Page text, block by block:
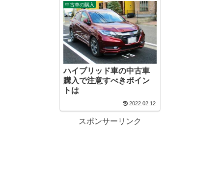
中古車の購入
ハイブリッド車の中古車
購入で注意すべきポイン
トは
2022.02.12
スポンサーリンク